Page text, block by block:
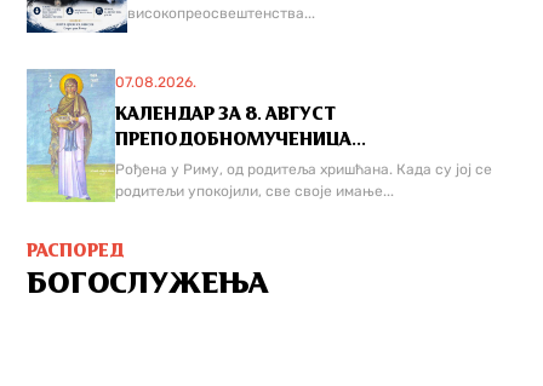
високопреосвештенства...
07.08.2026.
КАЛЕНДАР ЗА 8. АВГУСТ
ПРЕПОДОБНОМУЧЕНИЦА...
Рођена у Риму, од родитеља хришћана. Када су јој се
родитељи упокојили, све своје имање...
РАСПОРЕД
БОГОСЛУЖЕЊА